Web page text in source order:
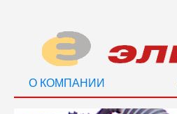
О КОМПАНИИ